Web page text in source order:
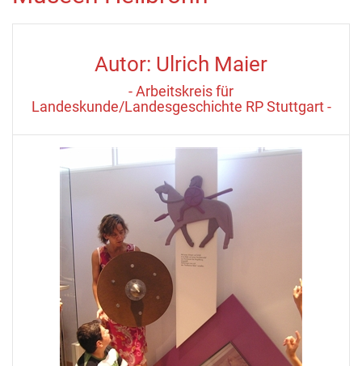
Autor: Ulrich Maier
- Arbeitskreis für
Landeskunde/Landesgeschichte RP Stuttgart -